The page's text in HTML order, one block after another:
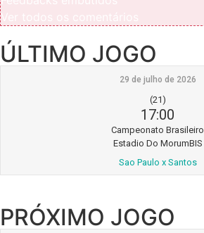
ÚLTIMO JOGO
29 de julho de 2026
(21)
17:00
Campeonato Brasileiro
Estadio Do MorumBIS
Sao Paulo x Santos
PRÓXIMO JOGO